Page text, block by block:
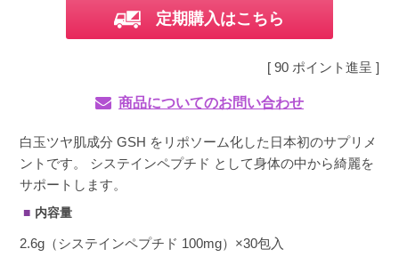
定期購入はこちら
[ 90 ポイント進呈 ]
商品についてのお問い合わせ
白玉ツヤ肌成分 GSH をリポソーム化した日本初のサプリメ
ントです。 システインペプチド として身体の中から綺麗を
サポートします。
内容量
2.6g（システインペプチド 100mg）×30包入